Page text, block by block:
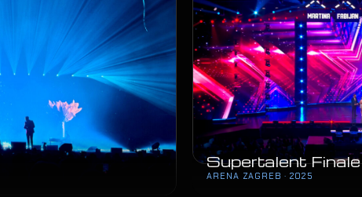
Supertalent Finale
ARENA ZAGREB · 2025